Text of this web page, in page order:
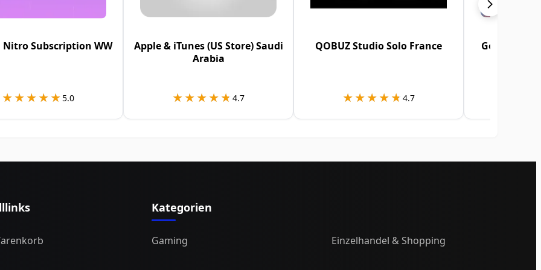
Nitro Subscription WW
★★★★★
★★★★★5.0
Apple & iTunes (US Store) Saudi
Arabia
★★★★★
★★★★★ 4.7
QOBUZ Studio Solo France
★★★★★
★★★★★ 4.7
Google Play
Kategorien
Gaming Einzelhandel & Shopping